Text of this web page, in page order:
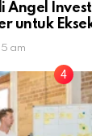
Angel
untuk
am